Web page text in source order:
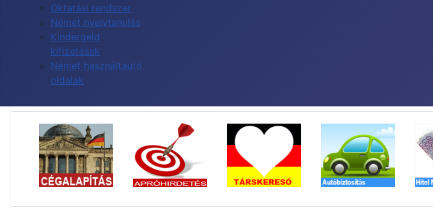
Oktatási rendszer
Német nyelvtanulás
Kindergeld
kifizetések
Német használtautó
oldalak